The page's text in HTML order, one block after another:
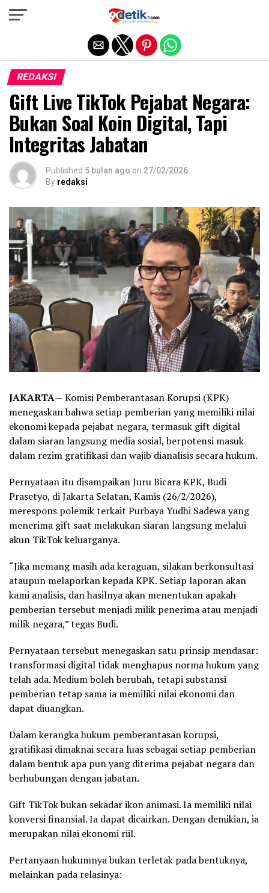
REDAKSI
Gift Live TikTok Pejabat Negara:
Bukan Soal Koin Digital, Tapi
Integritas Jabatan
Published 5 bulan ago on 27/02/2026
By redaksi
JAKARTA— Komisi Pemberantasan Korupsi (KPK)
menegaskan bahwa setiap pemberian yang memiliki nilai
ekonomi kepada pejabat negara, termasuk gift digital
dalam siaran langsung media sosial, berpotensi masuk
dalam rezim gratifikasi dan wajib dianalisis secara hukum.
Pernyataan itu disampaikan Juru Bicara KPK, Budi
Prasetyo, di Jakarta Selatan, Kamis (26/2/2026),
merespons polemik terkait Purbaya Yudhi Sadewa yang
menerima gift saat melakukan siaran langsung melalui
akun TikTok keluarganya.
“Jika memang masih ada keraguan, silakan berkonsultasi
ataupun melaporkan kepada KPK. Setiap laporan akan
kami analisis, dan hasilnya akan menentukan apakah
pemberian tersebut menjadi milik penerima atau menjadi
milik negara,” tegas Budi.
Pernyataan tersebut menegaskan satu prinsip mendasar:
transformasi digital tidak menghapus norma hukum yang
telah ada. Medium boleh berubah, tetapi substansi
pemberian tetap sama ia memiliki nilai ekonomi dan
dapat diuangkan.
Dalam kerangka hukum pemberantasan korupsi,
gratifikasi dimaknai secara luas sebagai setiap pemberian
dalam bentuk apa pun yang diterima pejabat negara dan
berhubungan dengan jabatan.
Gift TikTok bukan sekadar ikon animasi. Ia memiliki nilai
konversi finansial. Ia dapat dicairkan. Dengan demikian, ia
merupakan nilai ekonomi riil.
Pertanyaan hukumnya bukan terletak pada bentuknya,
melainkan pada relasinya:
Exit mobile version